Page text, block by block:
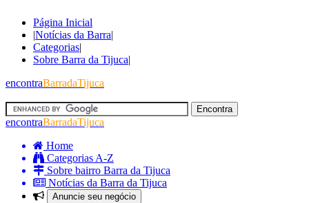
Página Inicial
|Notícias da Barra|
Categorias|
Sobre Barra da Tijuca|
encontraBarradaTijuca
encontraBarradaTijuca
Home
Categorias A-Z
Sobre bairro Barra da Tijuca
Notícias da Barra da Tijuca
Anuncie seu negócio